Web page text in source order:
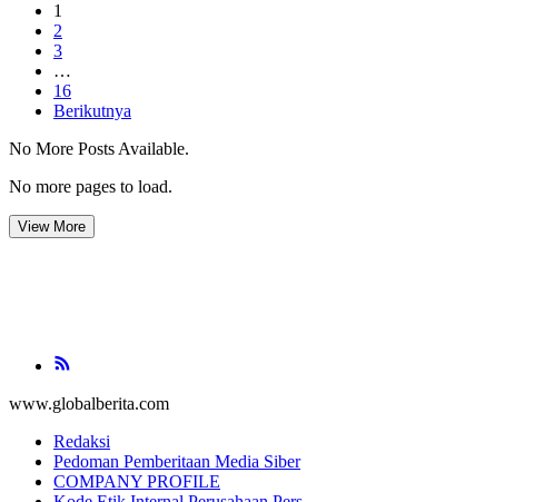
1
2
3
…
16
Berikutnya
No More Posts Available.
No more pages to load.
View More
www.globalberita.com
Redaksi
Pedoman Pemberitaan Media Siber
COMPANY PROFILE